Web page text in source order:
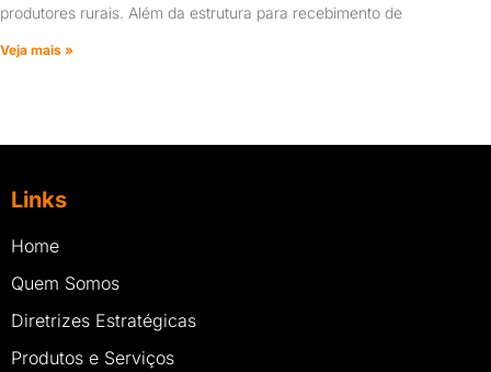
produtores rurais. Além da estrutura para recebimento de
Veja mais »
Links
Home
Quem Somos
Diretrizes Estratégicas
Produtos e Serviços